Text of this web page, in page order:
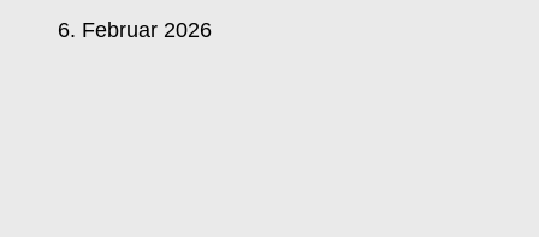
6. Februar 2026